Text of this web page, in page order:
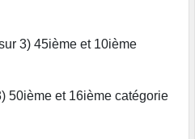
3) 45ième et 10ième
50ième et 16ième catégorie